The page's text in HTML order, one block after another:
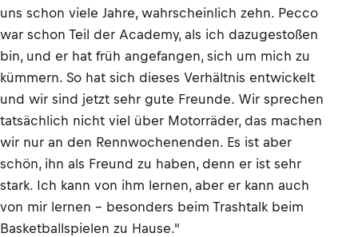
uns schon viele Jahre, wahrscheinlich zehn. Pecco
war schon Teil der Academy, als ich dazugestoßen
bin, und er hat früh angefangen, sich um mich zu
kümmern. So hat sich dieses Verhältnis entwickelt
und wir sind jetzt sehr gute Freunde. Wir sprechen
tatsächlich nicht viel über Motorräder, das machen
wir nur an den Rennwochenenden. Es ist aber
schön, ihn als Freund zu haben, denn er ist sehr
stark. Ich kann von ihm lernen, aber er kann auch
von mir lernen – besonders beim Trashtalk beim
Basketballspielen zu Hause."